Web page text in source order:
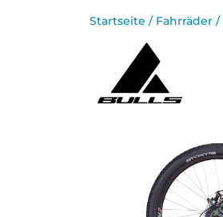
Startseite / Fahrräder /